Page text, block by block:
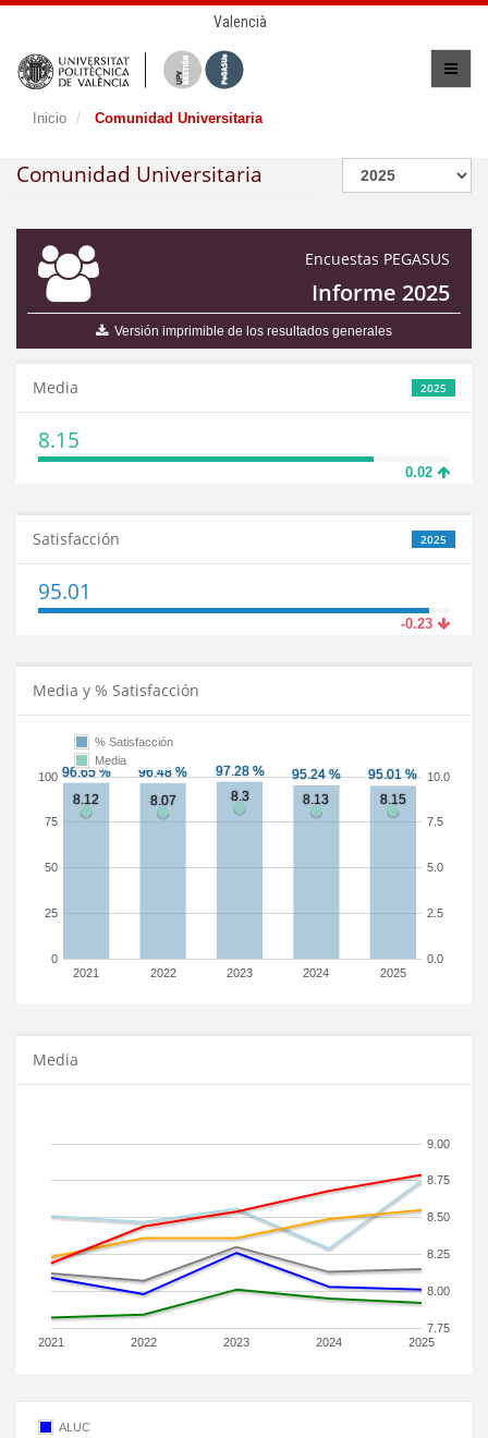
Valencià
Inicio Comunidad Universitaria
Comunidad Universitaria
Encuestas PEGASUS
Informe 2025
Versión imprimible de los resultados generales
2025
Media
8.15
0.02
2025
Satisfacción
95.01
-0.23
Media y % Satisfacción
2021 2022 2023 2024 2025
0
25
50
75
100
0.0
2.5
5.0
7.5
10.0
% Satisfacción
Media
Media
2021 2022 2023 2024 2025
7.75
8.00
8.25
8.50
8.75
9.00
ALUC